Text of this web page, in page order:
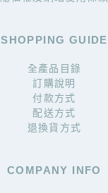
SHOPPING GUIDE
全產品目錄
訂購說明
付款方式
配送方式
退換貨方式
COMPANY INFO